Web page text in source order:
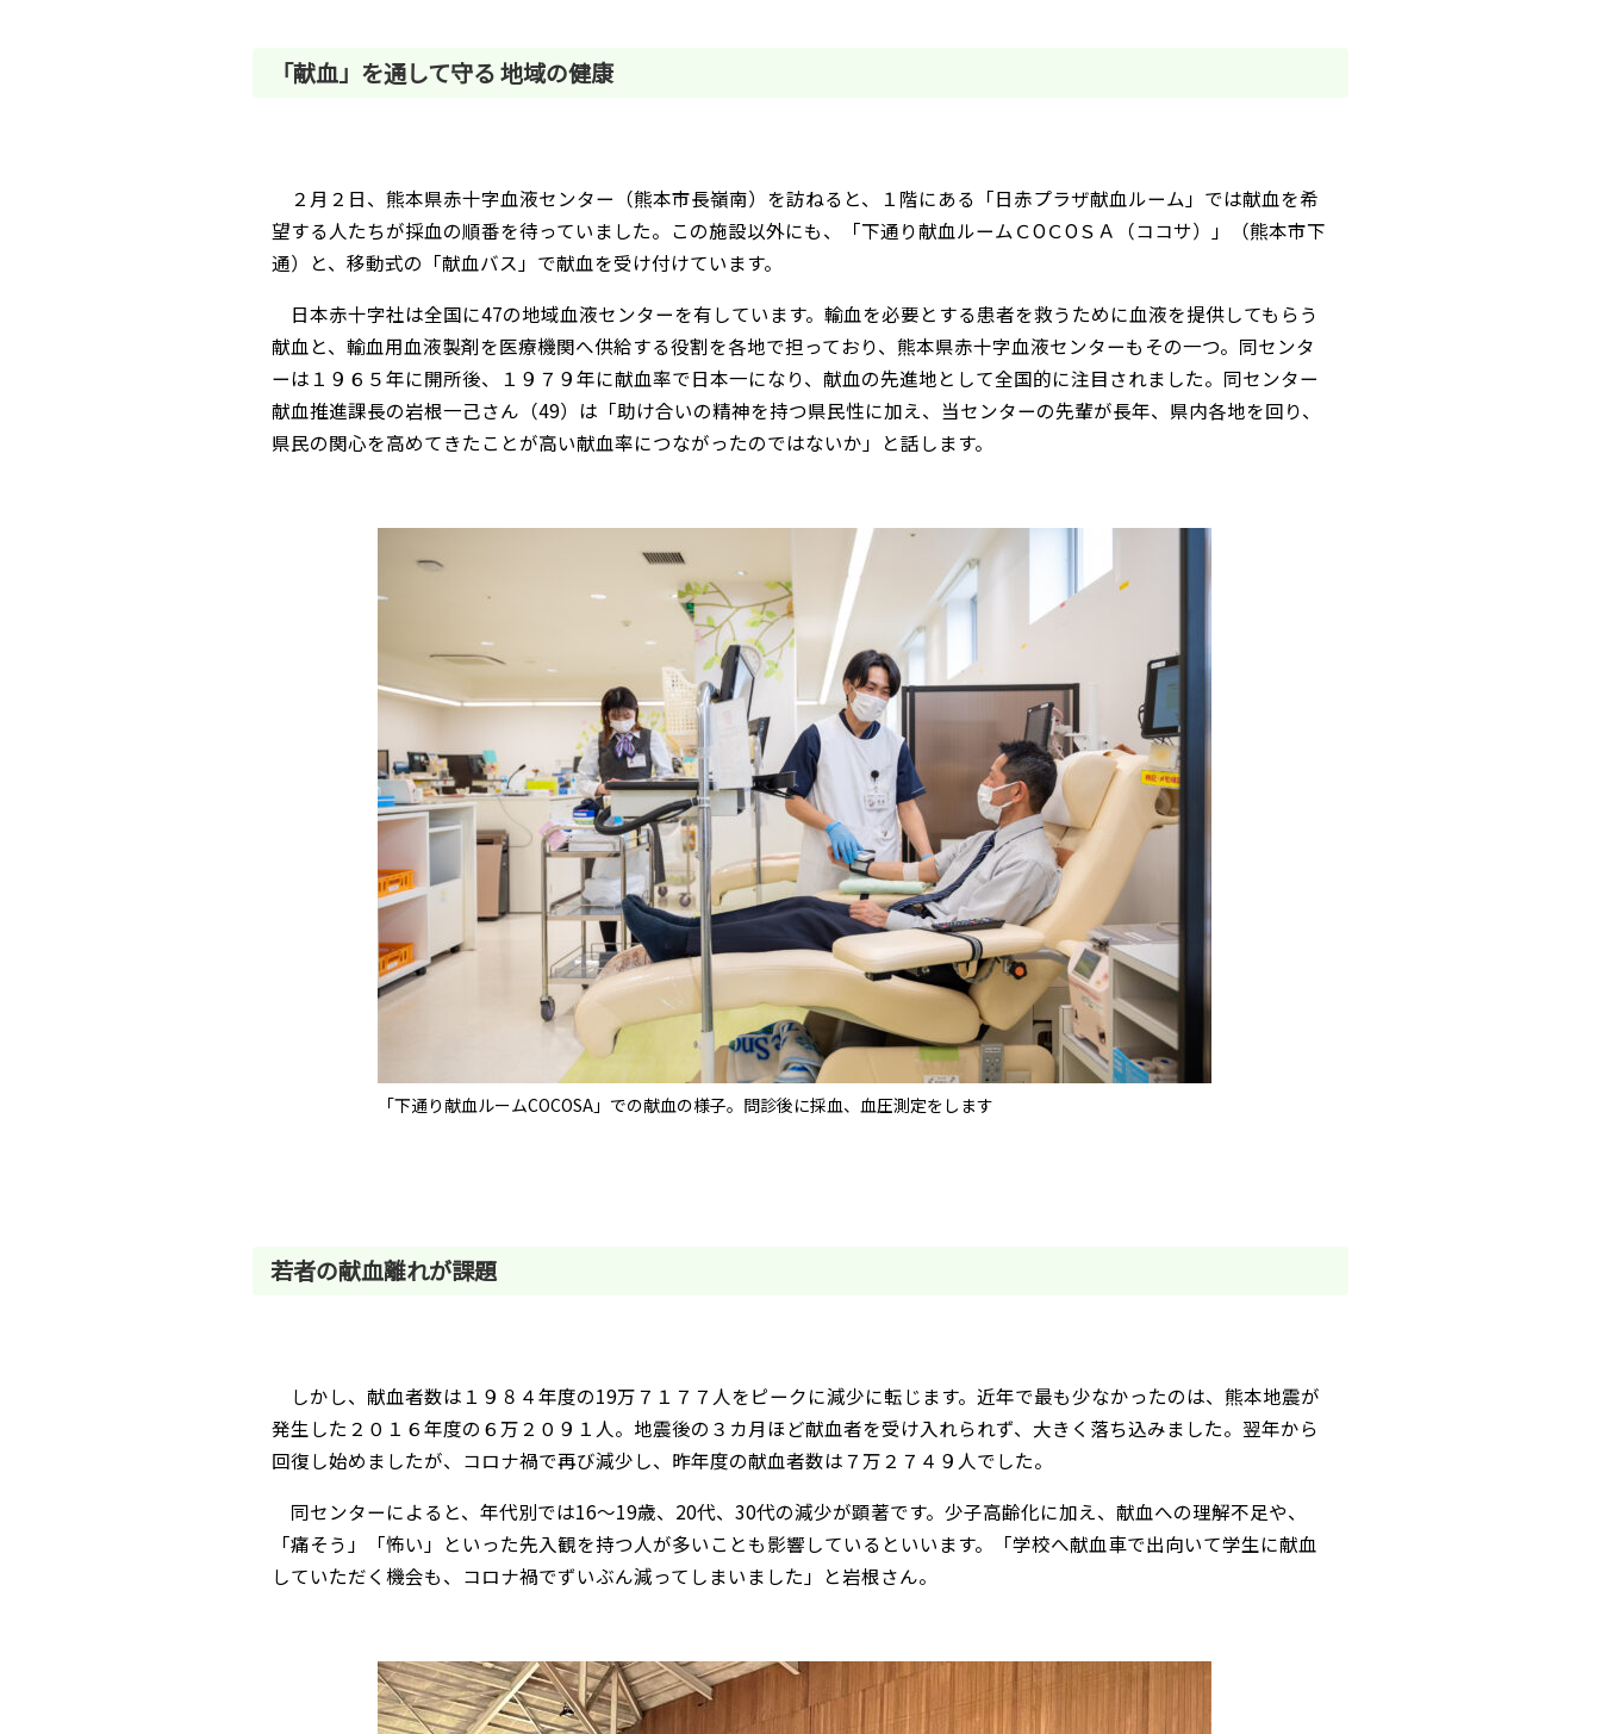
「献血」を通して守る 地域の健康
２月２日、熊本県赤十字血液センター（熊本市長嶺南）を訪ねると、１階にある「日赤プラザ献血ルーム」では献血を希
望する人たちが採血の順番を待っていました。この施設以外にも、「下通り献血ルームＣОＣОＳＡ（ココサ）」（熊本市下
通）と、移動式の「献血バス」で献血を受け付けています。
日本赤十字社は全国に47の地域血液センターを有しています。輸血を必要とする患者を救うために血液を提供してもらう
献血と、輸血用血液製剤を医療機関へ供給する役割を各地で担っており、熊本県赤十字血液センターもその一つ。同センタ
ーは１９６５年に開所後、１９７９年に献血率で日本一になり、献血の先進地として全国的に注目されました。同センター
献血推進課長の岩根一己さん（49）は「助け合いの精神を持つ県民性に加え、当センターの先輩が長年、県内各地を回り、
県民の関心を高めてきたことが高い献血率につながったのではないか」と話します。
「下通り献血ルームCOCOSA」での献血の様子。問診後に採血、血圧測定をします
若者の献血離れが課題
しかし、献血者数は１９８４年度の19万７１７７人をピークに減少に転じます。近年で最も少なかったのは、熊本地震が
発生した２０１６年度の６万２０９１人。地震後の３カ月ほど献血者を受け入れられず、大きく落ち込みました。翌年から
回復し始めましたが、コロナ禍で再び減少し、昨年度の献血者数は７万２７４９人でした。
同センターによると、年代別では16〜19歳、20代、30代の減少が顕著です。少子高齢化に加え、献血への理解不足や、
「痛そう」「怖い」といった先入観を持つ人が多いことも影響しているといいます。「学校へ献血車で出向いて学生に献血
していただく機会も、コロナ禍でずいぶん減ってしまいました」と岩根さん。